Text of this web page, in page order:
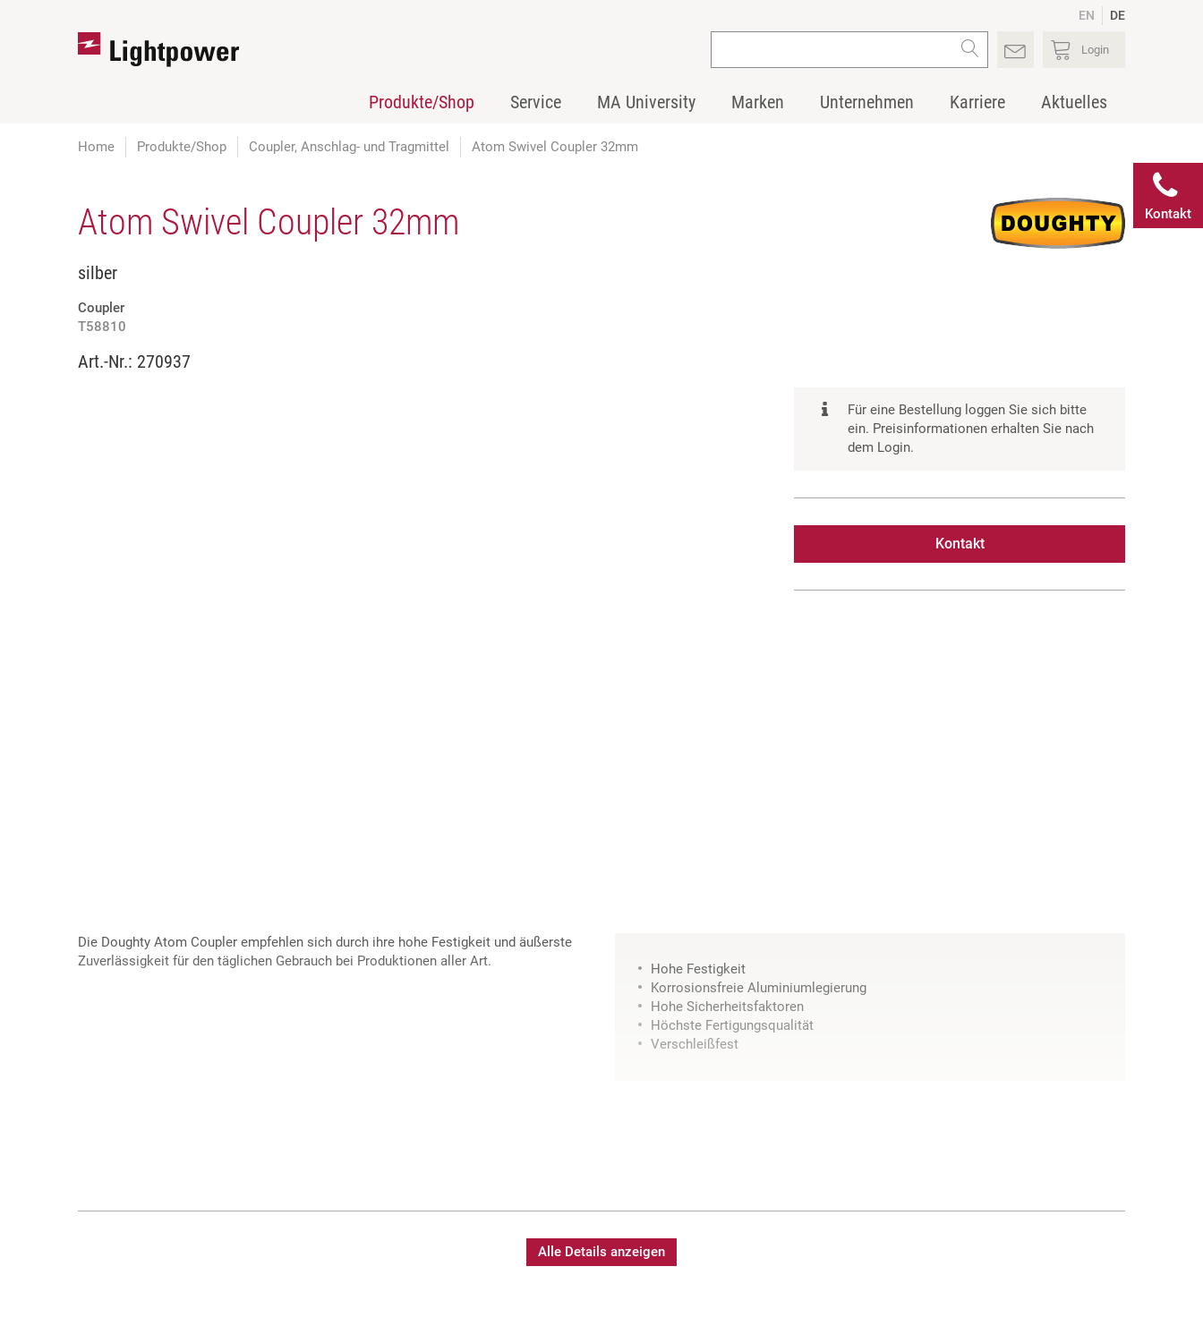
EN DE
Login
Produkte/Shop Service MA University Marken Unternehmen Karriere Aktuelles
Kontakt
Home Produkte/Shop Coupler, Anschlag- und Tragmittel Atom Swivel Coupler 32mm
Atom Swivel Coupler 32mm
silber
Coupler
T58810
Art.-Nr.: 270937
Für eine Bestellung loggen Sie sich bitte
ein. Preisinformationen erhalten Sie nach
dem Login.
Kontakt
Die Doughty Atom Coupler empfehlen sich durch ihre hohe Festigkeit und äußerste
Zuverlässigkeit für den täglichen Gebrauch bei Produktionen aller Art.
Hohe Festigkeit
Korrosionsfreie Aluminiumlegierung
Hohe Sicherheitsfaktoren
Höchste Fertigungsqualität
Verschleißfest
Alle Details anzeigen